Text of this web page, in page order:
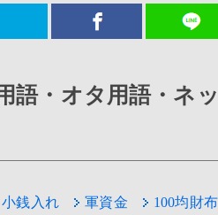
語・オタ用語・ネ
小銭入れ 軍資金
100均財布